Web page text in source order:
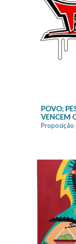
POVO;
VENCEM
Proposição